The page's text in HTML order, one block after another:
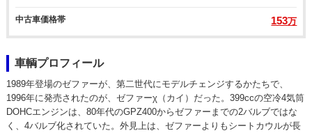
中古車価格帯 153万
車輌プロフィール
1989年登場のゼファーが、第二世代にモデルチェンジするかたちで、
1996年に発売されたのが、ゼファーχ（カイ）だった。399ccの空冷4気筒
DOHCエンジンは、80年代のGPZ400からゼファーまでの2バルブではな
く、4バルブ化されていた。外見上は、ゼファーよりもシートカウルが長